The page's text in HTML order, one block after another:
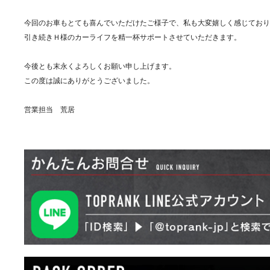
今回のお車もとても喜んでいただけたご様子で、私も大変嬉しく感じてお
引き続きＨ様のカーライフを精一杯サポートさせていただきます。
今後とも末永くよろしくお願い申し上げます。
この度は誠にありがとうございました。
営業担当 荒居